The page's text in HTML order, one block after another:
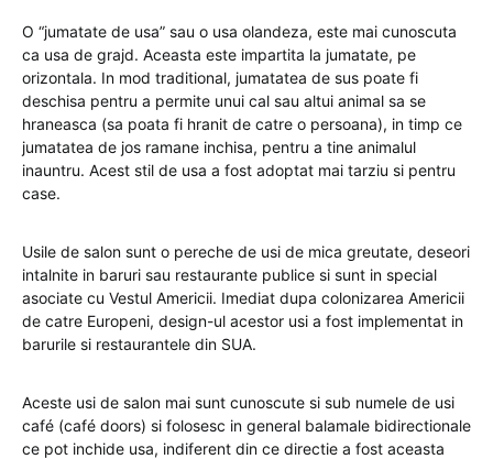
O “jumatate de usa” sau o usa olandeza, este mai cunoscuta
ca usa de grajd. Aceasta este impartita la jumatate, pe
orizontala. In mod traditional, jumatatea de sus poate fi
deschisa pentru a permite unui cal sau altui animal sa se
hraneasca (sa poata fi hranit de catre o persoana), in timp ce
jumatatea de jos ramane inchisa, pentru a tine animalul
inauntru. Acest stil de usa a fost adoptat mai tarziu si pentru
case.
Usile de salon sunt o pereche de usi de mica greutate, deseori
intalnite in baruri sau restaurante publice si sunt in special
asociate cu Vestul Americii. Imediat dupa colonizarea Americii
de catre Europeni, design-ul acestor usi a fost implementat in
barurile si restaurantele din SUA.
Aceste usi de salon mai sunt cunoscute si sub numele de usi
café (café doors) si folosesc in general balamale bidirectionale
ce pot inchide usa, indiferent din ce directie a fost aceasta